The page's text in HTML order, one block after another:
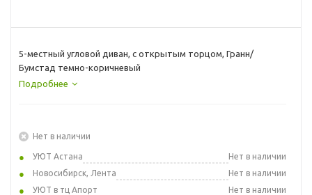
5-местный угловой диван, с открытым торцом, Гранн/
Бумстад темно-коричневый
Подробнее
Нет в наличии
УЮТ Астана
Нет в наличии
Новосибирск, Лента
Нет в наличии
УЮТ в тц Апорт
Нет в наличии